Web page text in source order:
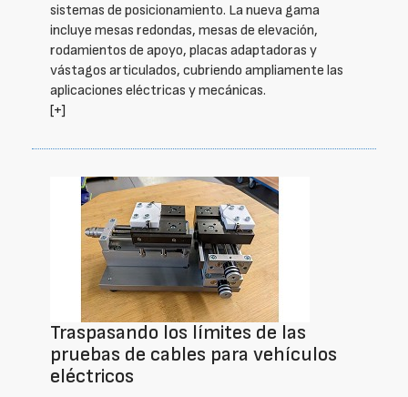
sistemas de posicionamiento. La nueva gama
incluye mesas redondas, mesas de elevación,
rodamientos de apoyo, placas adaptadoras y
vástagos articulados, cubriendo ampliamente las
aplicaciones eléctricas y mecánicas.
[+]
Traspasando los límites de las
pruebas de cables para vehículos
eléctricos